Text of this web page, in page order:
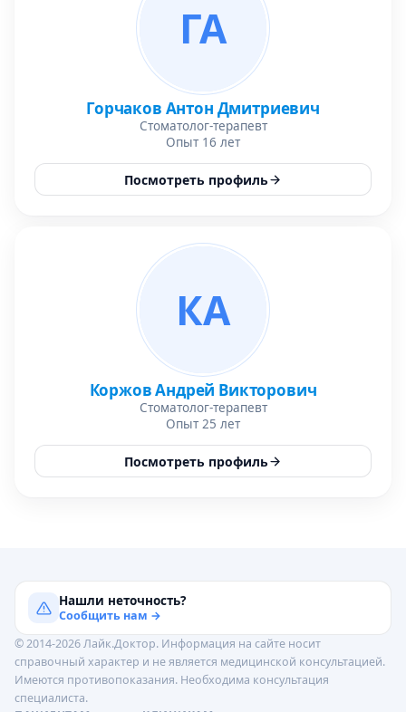
ГА
Горчаков Антон Дмитриевич
Стоматолог-терапевт
Опыт 16 лет
Посмотреть профиль
КА
Коржов Андрей Викторович
Стоматолог-терапевт
Опыт 25 лет
Посмотреть профиль
Нашли неточность?
Сообщить нам →
© 2014-2026 Лайк.Доктор. Информация на сайте носит
справочный характер и не является медицинской консультацией.
Имеются противопоказания. Необходима консультация
специалиста.